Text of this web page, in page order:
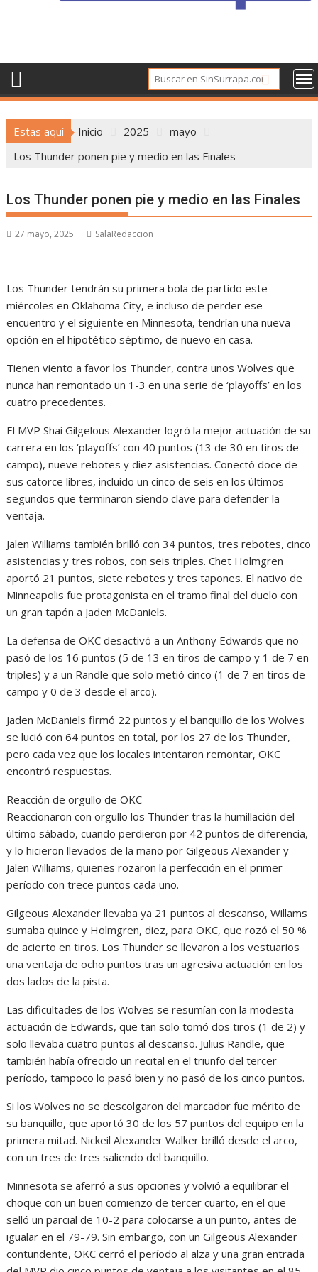
Estas aquí Inicio 2025
mayo
Los Thunder ponen pie y medio en las Finales
Los Thunder ponen pie y medio en las Finales
27 mayo, 2025 SalaRedaccion
Los Thunder tendrán su primera bola de partido este
miércoles en Oklahoma City, e incluso de perder ese
encuentro y el siguiente en Minnesota, tendrían una nueva
opción en el hipotético séptimo, de nuevo en casa.
Tienen viento a favor los Thunder, contra unos Wolves que
nunca han remontado un 1-3 en una serie de ‘playoffs’ en los
cuatro precedentes.
El MVP Shai Gilgelous Alexander logró la mejor actuación de su
carrera en los ‘playoffs’ con 40 puntos (13 de 30 en tiros de
campo), nueve rebotes y diez asistencias. Conectó doce de
sus catorce libres, incluido un cinco de seis en los últimos
segundos que terminaron siendo clave para defender la
ventaja.
Jalen Williams también brilló con 34 puntos, tres rebotes, cinco
asistencias y tres robos, con seis triples. Chet Holmgren
aportó 21 puntos, siete rebotes y tres tapones. El nativo de
Minneapolis fue protagonista en el tramo final del duelo con
un gran tapón a Jaden McDaniels.
La defensa de OKC desactivó a un Anthony Edwards que no
pasó de los 16 puntos (5 de 13 en tiros de campo y 1 de 7 en
triples) y a un Randle que solo metió cinco (1 de 7 en tiros de
campo y 0 de 3 desde el arco).
Jaden McDaniels firmó 22 puntos y el banquillo de los Wolves
se lució con 64 puntos en total, por los 27 de los Thunder,
pero cada vez que los locales intentaron remontar, OKC
encontró respuestas.
Reacción de orgullo de OKC
Reaccionaron con orgullo los Thunder tras la humillación del
último sábado, cuando perdieron por 42 puntos de diferencia,
y lo hicieron llevados de la mano por Gilgeous Alexander y
Jalen Williams, quienes rozaron la perfección en el primer
período con trece puntos cada uno.
Gilgeous Alexander llevaba ya 21 puntos al descanso, Willams
sumaba quince y Holmgren, diez, para OKC, que rozó el 50 %
de acierto en tiros. Los Thunder se llevaron a los vestuarios
una ventaja de ocho puntos tras un agresiva actuación en los
dos lados de la pista.
Las dificultades de los Wolves se resumían con la modesta
actuación de Edwards, que tan solo tomó dos tiros (1 de 2) y
solo llevaba cuatro puntos al descanso. Julius Randle, que
también había ofrecido un recital en el triunfo del tercer
período, tampoco lo pasó bien y no pasó de los cinco puntos.
Si los Wolves no se descolgaron del marcador fue mérito de
su banquillo, que aportó 30 de los 57 puntos del equipo en la
primera mitad. Nickeil Alexander Walker brilló desde el arco,
con un tres de tres saliendo del banquillo.
Minnesota se aferró a sus opciones y volvió a equilibrar el
choque con un buen comienzo de tercer cuarto, en el que
selló un parcial de 10-2 para colocarse a un punto, antes de
igualar en el 79-79. Sin embargo, con un Gilgeous Alexander
contundente, OKC cerró el período al alza y una gran entrada